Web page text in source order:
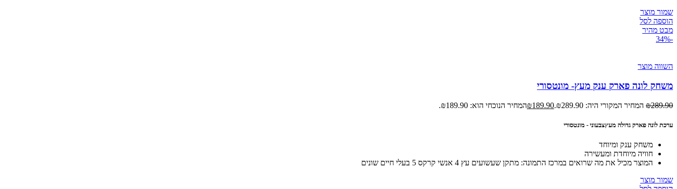
שמור מוצר
הוספה לסל
מבט מהיר
-34%
השווה מוצר
משחק לונה פארק ענק מעץ- מונטסורי
₪289.90 המחיר המקורי היה: ₪289.90. ₪189.90 המחיר הנוכחי הוא: ₪189.90.
ערכת לונה פארק גדולה מעץצבעוני - מונטסורי
משחק ענק ומיוחד
חוויה מיוחדת ומעשירה
המוצר מכיל את מה שרואים במרכז התמונה: מתקן שעשועים עץ 4 אנשי קרקס 5 בעלי חיים שונים
שמור מוצר